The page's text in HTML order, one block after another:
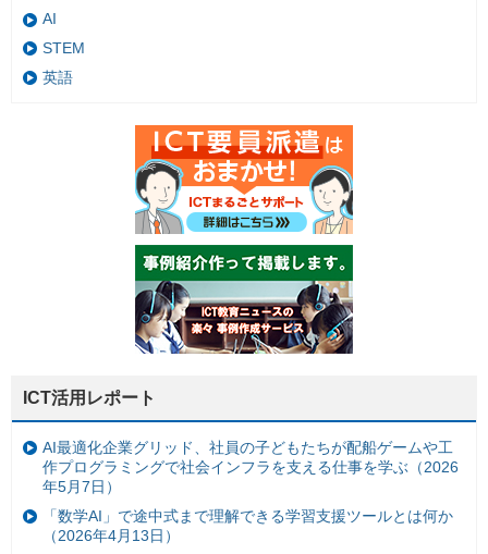
AI
STEM
英語
ICT活用レポート
AI最適化企業グリッド、社員の子どもたちが配船ゲームや工
作プログラミングで社会インフラを支える仕事を学ぶ（2026
年5月7日）
「数学AI」で途中式まで理解できる学習支援ツールとは何か
（2026年4月13日）